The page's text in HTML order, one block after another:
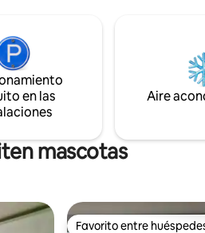
disfrutar de la increíble
que está a solo unos
mejor parte es la
mar/puesta de sol desde
en las
Aire
mascotas
Favorito entre